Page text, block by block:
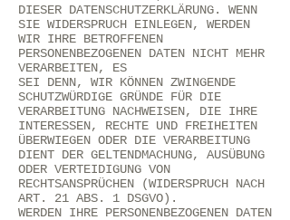
DIESER DATENSCHUTZERKLÄRUNG. WENN
SIE WIDERSPRUCH EINLEGEN, WERDEN
WIR IHRE BETROFFENEN
PERSONENBEZOGENEN DATEN NICHT MEHR
VERARBEITEN, ES
SEI DENN, WIR KÖNNEN ZWINGENDE
SCHUTZWÜRDIGE GRÜNDE FÜR DIE
VERARBEITUNG NACHWEISEN, DIE IHRE
INTERESSEN, RECHTE UND FREIHEITEN
ÜBERWIEGEN ODER DIE VERARBEITUNG
DIENT DER GELTENDMACHUNG, AUSÜBUNG
ODER VERTEIDIGUNG VON
RECHTSANSPRÜCHEN (WIDERSPRUCH NACH
ART. 21 ABS. 1 DSGVO).
WERDEN IHRE PERSONENBEZOGENEN DATEN